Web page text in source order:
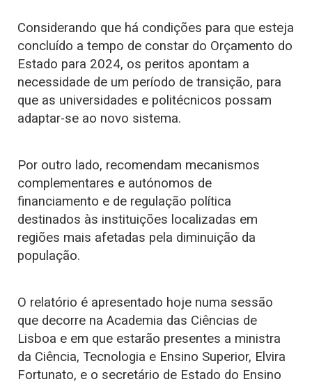
Considerando que há condições para que esteja
concluído a tempo de constar do Orçamento do
Estado para 2024, os peritos apontam a
necessidade de um período de transição, para
que as universidades e politécnicos possam
adaptar-se ao novo sistema.
Por outro lado, recomendam mecanismos
complementares e autónomos de
financiamento e de regulação política
destinados às instituições localizadas em
regiões mais afetadas pela diminuição da
população.
O relatório é apresentado hoje numa sessão
que decorre na Academia das Ciências de
Lisboa e em que estarão presentes a ministra
da Ciência, Tecnologia e Ensino Superior, Elvira
Fortunato, e o secretário de Estado do Ensino